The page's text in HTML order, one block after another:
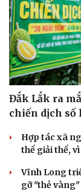
Đắk Lắk ra
chiến dịch số
Hợp tác xã
thể giải thể, vì
Vĩnh Long
gỡ "thẻ vàng"